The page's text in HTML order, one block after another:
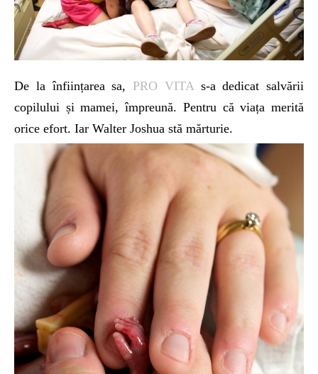
De la înființarea sa, PRO VITA s-a dedicat salvării
copilului și mamei, împreună. Pentru că viața merită
orice efort. Iar Walter Joshua stă mărturie.